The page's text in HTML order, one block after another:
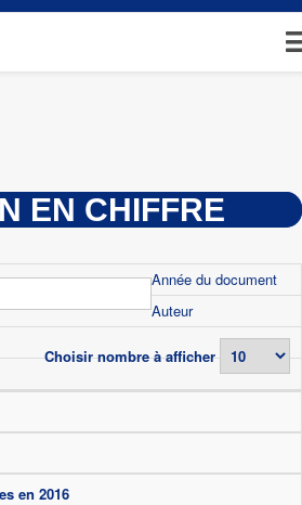
EN CHIFFRE
Choisir nombre à afficher
Année du document
Auteur
en 2016